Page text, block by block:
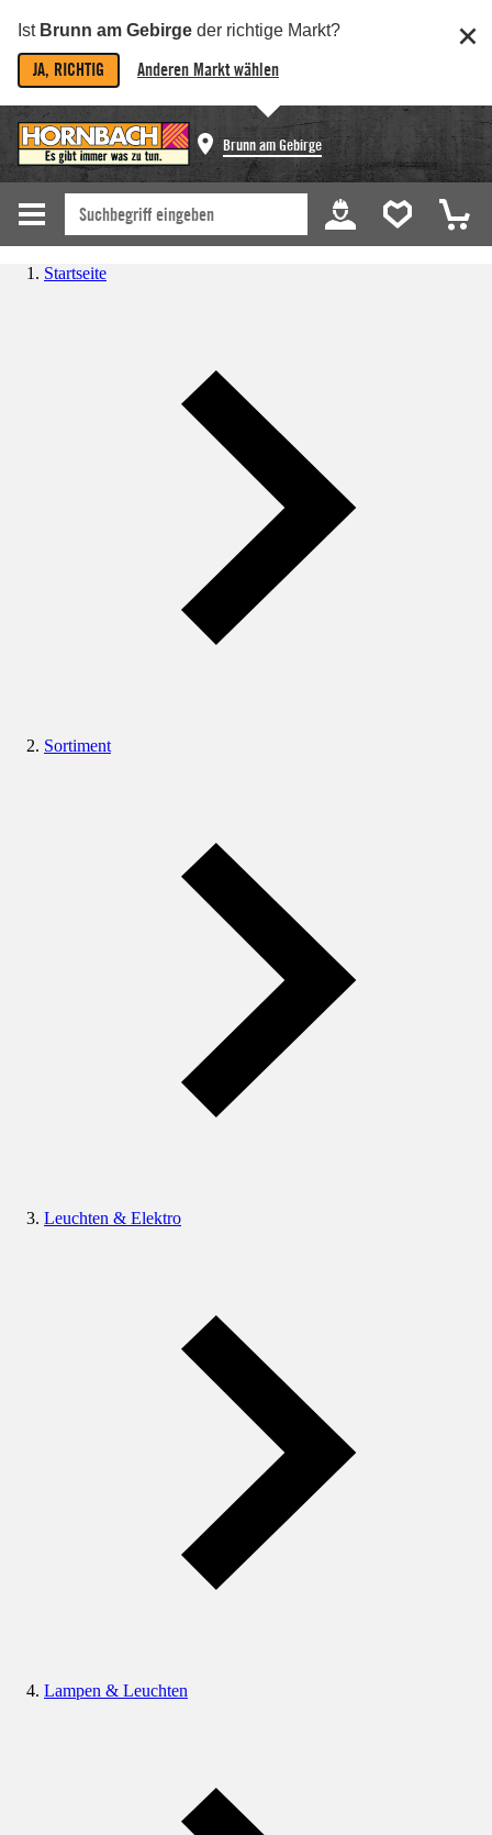
Ist Brunn am Gebirge der richtige Markt?
JA, RICHTIG Anderen Markt wählen
Brunn am Gebirge
Startseite
Sortiment
Leuchten & Elektro
Lampen & Leuchten